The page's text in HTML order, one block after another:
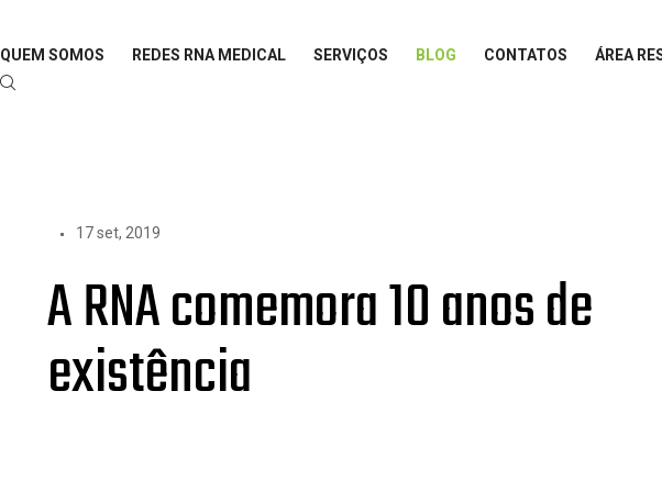
QUEM SOMOS REDES RNA MEDICAL SERVIÇOS BLOG CONTATOS ÁREA
17 set, 2019
A RNA comemora 10 anos de
existência